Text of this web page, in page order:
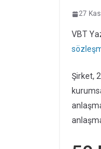
27
VBT
Şirket,